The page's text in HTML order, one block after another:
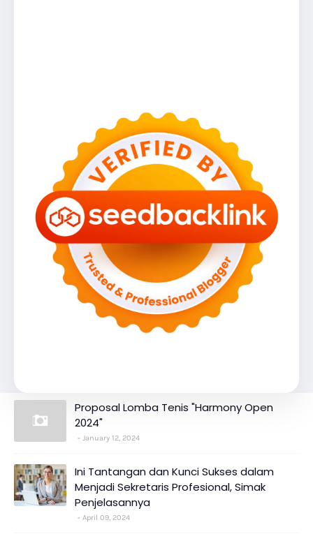
Proposal Lomba Tenis "Harmony Open
2024"
January 12, 2024
Ini Tantangan dan Kunci Sukses dalam
Menjadi Sekretaris Profesional, Simak
Penjelasannya
April 09, 2024